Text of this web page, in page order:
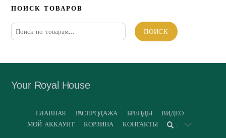
ПОИСК ТОВАРОВ
Искать:
ПОИСК
Your Royal House
ГЛАВНАЯ РАСПРОДАЖА БРЕНДЫ
ВИДЕО
МОЙ АККАУНТ
КОРЗИНА КОНТАКТЫ .